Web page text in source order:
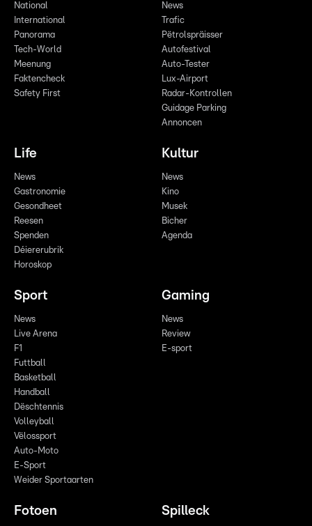
National
International
Panorama
Tech-World
Meenung
Faktencheck
Safety First
News
Trafic
Pëtrolspräisser
Autofestival
Auto-Tester
Lux-Airport
Radar-Kontrollen
Guidage Parking
Annoncen
Life
News
Gastronomie
Gesondheet
Reesen
Spenden
Déiererubrik
Horoskop
Kultur
News
Kino
Musek
Bicher
Agenda
Sport
News
Live Arena
F1
Futtball
Basketball
Handball
Dëschtennis
Volleyball
Vëlossport
Auto-Moto
E-Sport
Weider Sportaarten
Gaming
News
Review
E-sport
Fotoen Spilleck